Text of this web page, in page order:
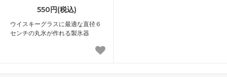
550円(税込)
ウイスキーグラスに最適な直径６
センチの丸氷が作れる製氷器